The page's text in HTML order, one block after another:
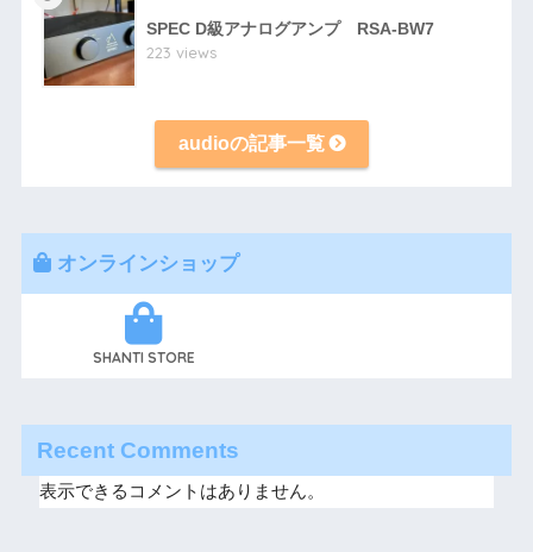
SPEC D級アナログアンプ RSA-BW7
223 views
audioの記事一覧
オンラインショップ
SHANTI STORE
Recent Comments
表示できるコメントはありません。